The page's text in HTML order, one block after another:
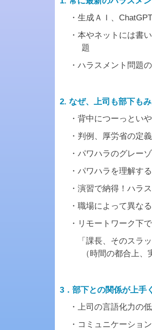
・生成ＡＩ、
・本やネットには書
題
・ハラスメント問題
2. なぜ、上司も部下も
・背中につーっとい
・判例、厚労省の定
・パワハラのグレー
・パワハラを理解す
・演習で納得！ハラ
・職場によって異な
・リモートワーク下
「課長、そのスラッ
（時間の都合上
3．部下との関係が上手
・上司の言語化力の
・コミュニケーショ